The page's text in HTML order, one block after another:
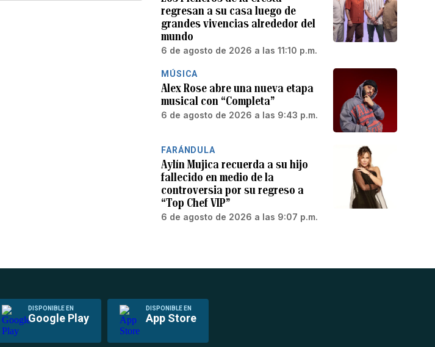
regresan a su casa luego de
grandes vivencias alrededor del
mundo
6 de agosto de 2026 a las 11:10 p.m.
MÚSICA
Alex Rose abre una nueva etapa
musical con “Completa”
6 de agosto de 2026 a las 9:43 p.m.
FARÁNDULA
Aylín Mujica recuerda a su hijo
fallecido en medio de la
controversia por su regreso a
“Top Chef VIP”
6 de agosto de 2026 a las 9:07 p.m.
DISPONIBLE EN
Google Play
DISPONIBLE EN
App Store